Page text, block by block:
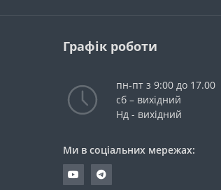
Графік роботи
пн-пт з 9:00 до 17.00
сб – вихідний
Нд - вихідний
Ми в соціальних мережах: